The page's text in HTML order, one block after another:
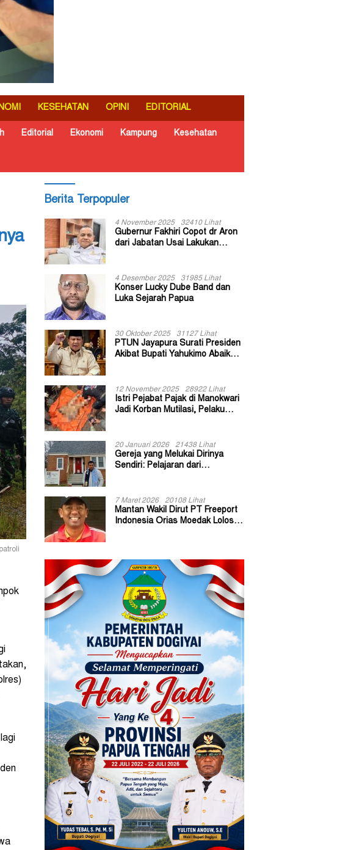
KESEHATAN OPINI EDITORIAL
Editorial Ekonomi Kampung Kesehatan
Berita Terpopuler
4 November 2025 32410 Lihat
Gubernur Fakhiri Copot dr Aron
dari Jabatan Usai Lakukan
4 Desember 2025 31985 Lihat
Konser Lucky Dube Band dan
Luka Sejarah Papua
30 Oktober 2025 31127 Lihat
PTUN Jayapura Surati Presiden
Akibat Bupati Yahukimo Abaikan
12 November 2025 28922 Lihat
Istri Pejabat Pajak di Manokwari
Jadi Korban Mutilasi, Pelaku
20 Januari 2026 21438 Lihat
Gereja yang Melukai Dirinya
Sendiri: Pelajaran dari
7 Maret 2026 20108 Lihat
Mantan Wakil Dirut PT Freeport
Indonesia Orias Moedak Lolos